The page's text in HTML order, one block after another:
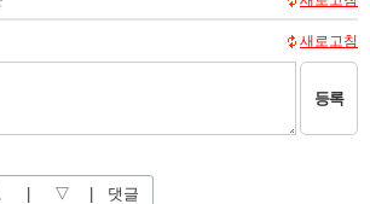
새로고침
등록
▽ 댓글